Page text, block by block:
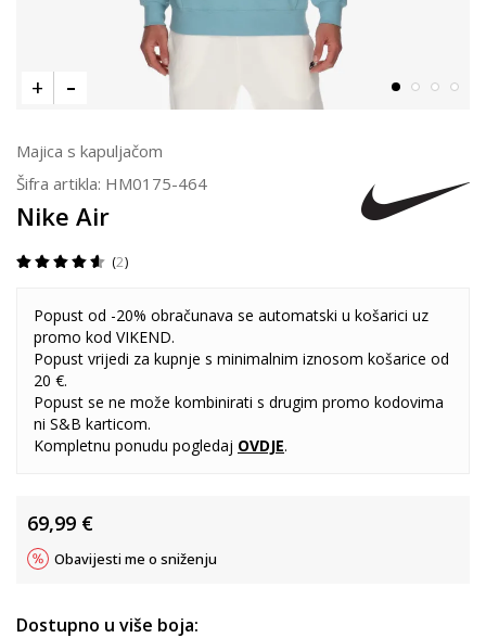
Majica s kapuljačom
Šifra artikla: HM0175-464
Nike Air
2
Popust od -20% obračunava se automatski u košarici uz
promo kod VIKEND.
Popust vrijedi za kupnje s minimalnim iznosom košarice od
20 €.
Popust se ne može kombinirati s drugim promo kodovima
ni S&B karticom.
Kompletnu ponudu pogledaj OVDJE.
69,99 €
Obavijesti me o sniženju
Dostupno u više boja: